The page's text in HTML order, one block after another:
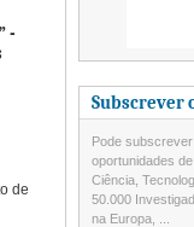
-
de
Subscrever
Pode
oportunidades
Ciência,
50.000
na Europa, ...